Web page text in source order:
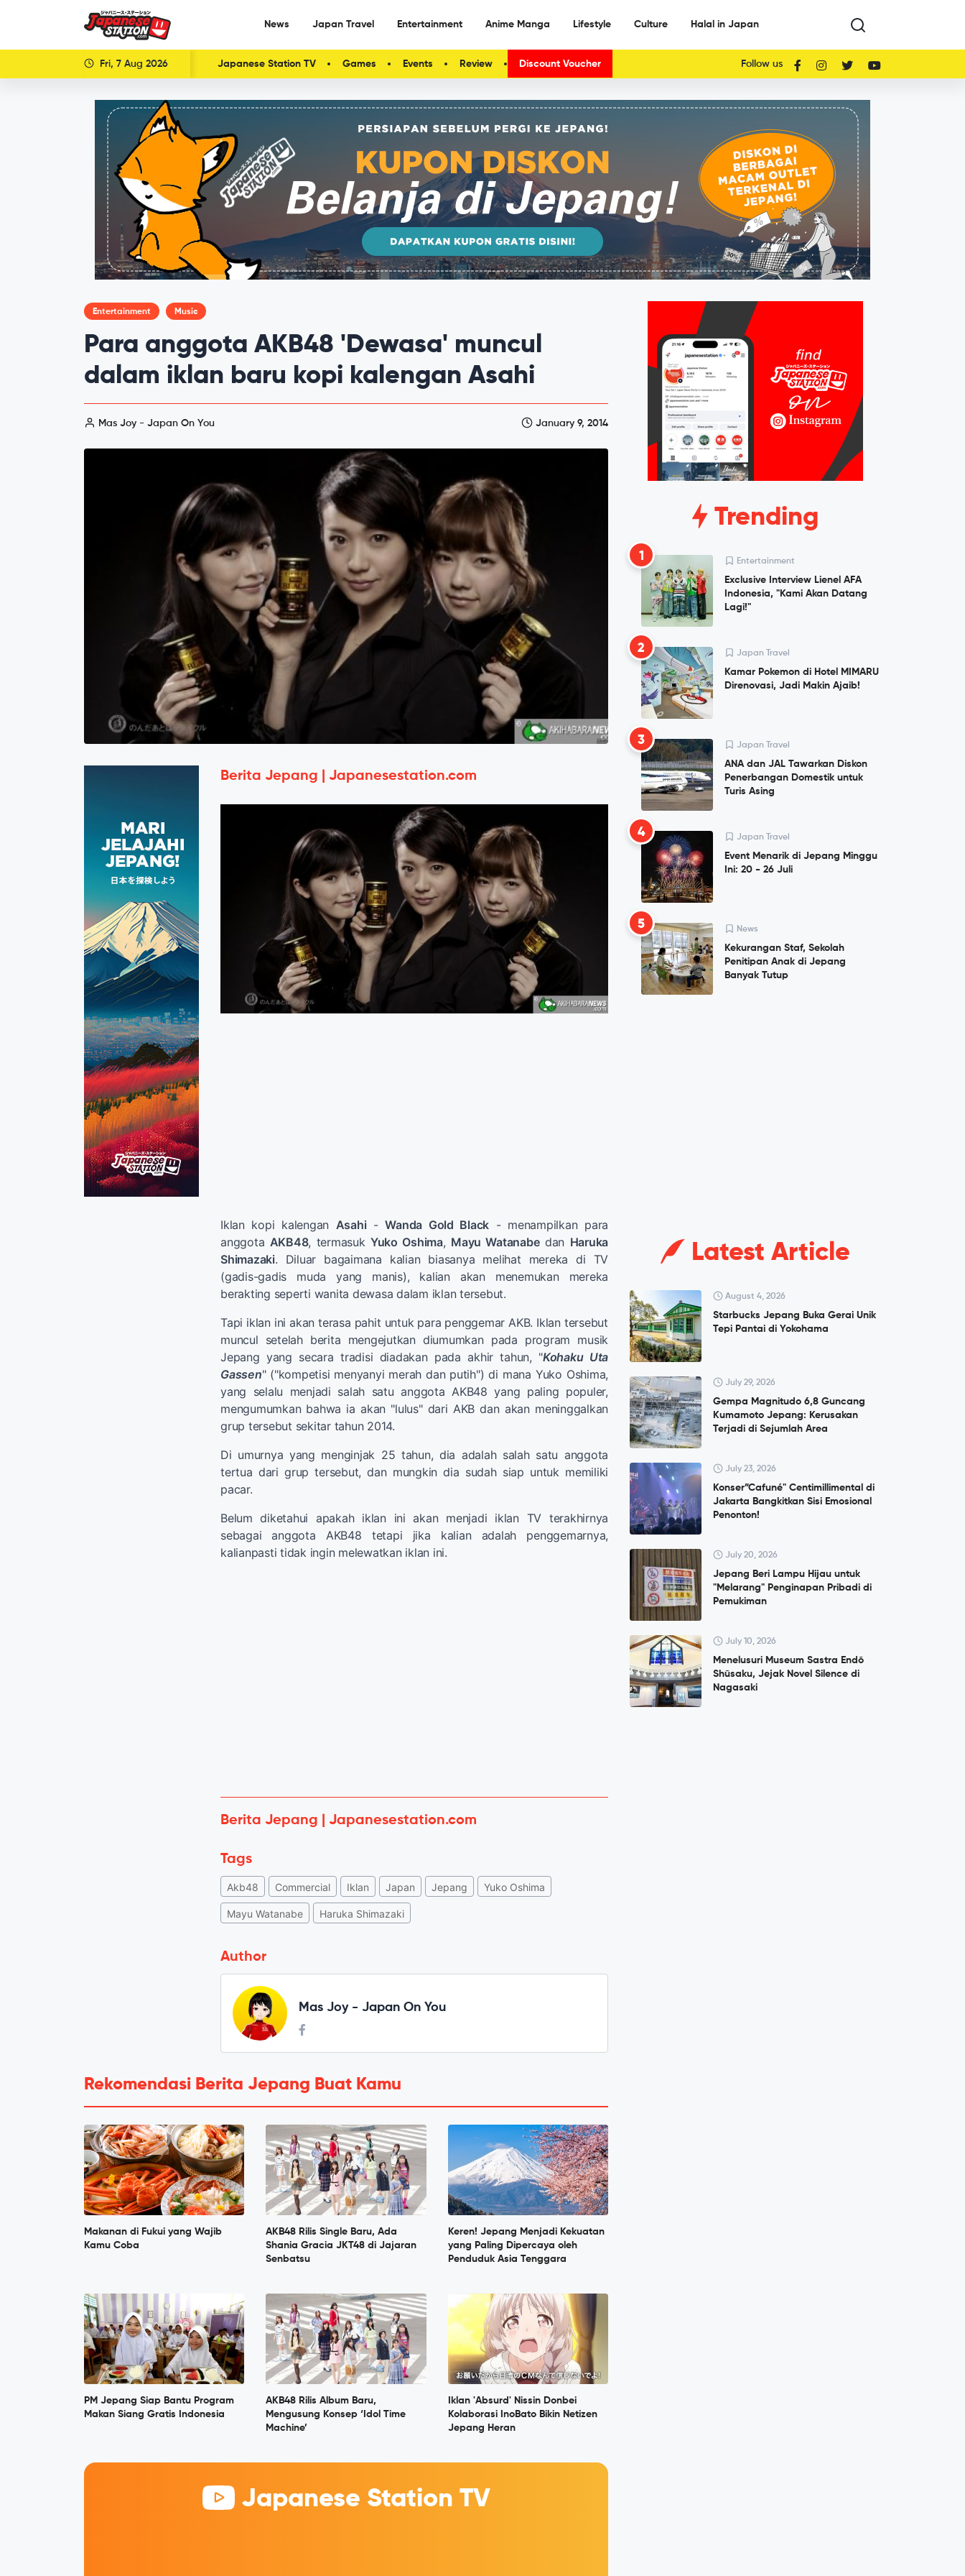
News Japan Travel Entertainment Anime Manga Lifestyle Culture Halal in Japan
Fri, 7 Aug 2026 Japanese Station TV Games Events Review Discount Voucher Follow us
Entertainment Music
Para anggota AKB48 'Dewasa' muncul
dalam iklan baru kopi kalengan Asahi
Mas Joy - Japan On You January 9, 2014
Berita Jepang | Japanesestation.com
Iklan kopi kalengan Asahi -Wanda Gold Black - menampilkan para
anggota AKB48, termasuk Yuko Oshima, Mayu Watanabedan Haruka
Shimazaki. Diluar bagaimana kalian biasanya melihat mereka di TV
(gadis-gadis muda yang manis), kalian akan menemukan mereka
berakting seperti wanita dewasa dalam iklan tersebut.
Tapi iklan ini akan terasa pahit untuk para penggemar AKB. Iklan tersebut
muncul setelah berita mengejutkan diumumkan pada program musik
Jepang yang secara tradisi diadakan pada akhir tahun, "Kohaku Uta
Gassen" ("kompetisi menyanyi merah dan putih") di mana Yuko Oshima,
yang selalu menjadi salah satu anggota AKB48 yang paling populer,
mengumumkan bahwa ia akan "lulus" dari AKB dan akan meninggalkan
grup tersebut sekitar tahun 2014.
Di umurnya yang menginjak 25 tahun, dia adalah salah satu anggota
tertua dari grup tersebut, dan mungkin dia sudah siap untuk memiliki
pacar.
Belum diketahui apakah iklan ini akan menjadi iklan TV terakhirnya
sebagai anggota AKB48 tetapi jika kalian adalah penggemarnya,
kalianpasti tidak ingin melewatkan iklan ini.
Berita Jepang | Japanesestation.com
Tags
Akb48 Commercial Iklan Japan Jepang Yuko Oshima
Mayu Watanabe Haruka Shimazaki
Author
Mas Joy - Japan On You
Rekomendasi Berita Jepang Buat Kamu
Makanan di Fukui yang Wajib
Kamu Coba
AKB48 Rilis Single Baru, Ada
Shania Gracia JKT48 di Jajaran
Senbatsu
Keren! Jepang Menjadi Kekuatan
yang Paling Dipercaya oleh
Penduduk Asia Tenggara
PM Jepang Siap Bantu Program
Makan Siang Gratis Indonesia
AKB48 Rilis Album Baru,
Mengusung Konsep ‘Idol Time
Machine’
Iklan 'Absurd' Nissin Donbei
Kolaborasi InoBato Bikin Netizen
Jepang Heran
Japanese Station TV
Trending
1 Entertainment
Exclusive Interview Lienel AFA
Indonesia, "Kami Akan Datang
Lagi!"
2 Japan Travel
Kamar Pokemon di Hotel MIMARU
Direnovasi, Jadi Makin Ajaib!
3 Japan Travel
ANA dan JAL Tawarkan Diskon
Penerbangan Domestik untuk
Turis Asing
4 Japan Travel
Event Menarik di Jepang Minggu
Ini: 20 - 26 Juli
5 News
Kekurangan Staf, Sekolah
Penitipan Anak di Jepang
Banyak Tutup
Latest Article
August 4, 2026
Starbucks Jepang Buka Gerai Unik
Tepi Pantai di Yokohama
July 29, 2026
Gempa Magnitudo 6,8 Guncang
Kumamoto Jepang: Kerusakan
Terjadi di Sejumlah Area
July 23, 2026
Konser”Cafuné" Centimillimental di
Jakarta Bangkitkan Sisi Emosional
Penonton!
July 20, 2026
Jepang Beri Lampu Hijau untuk
"Melarang" Penginapan Pribadi di
Pemukiman
July 10, 2026
Menelusuri Museum Sastra Endō
Shūsaku, Jejak Novel Silence di
Nagasaki